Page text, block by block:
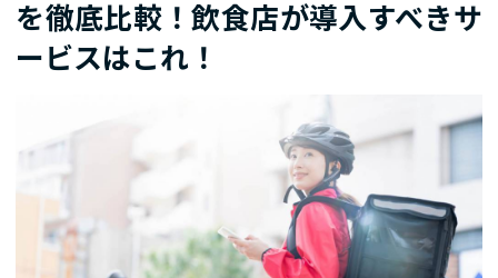
を徹底比較！飲食店が導入すべきサ
ービスはこれ！